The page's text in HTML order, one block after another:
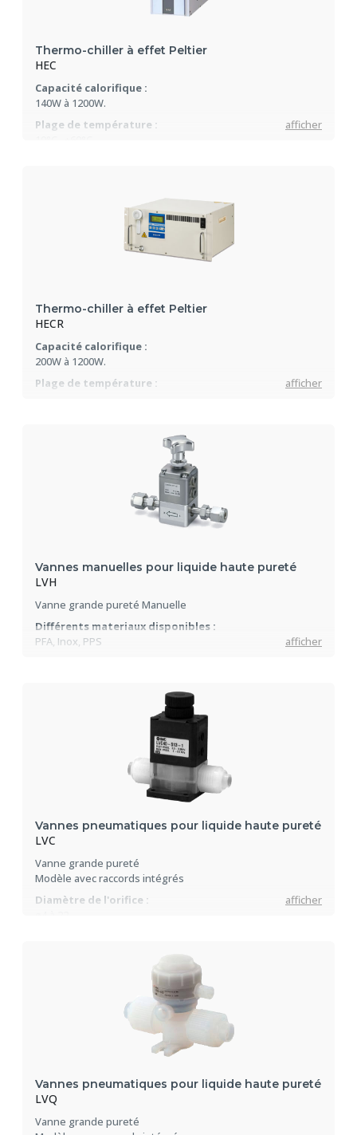
Thermo-chiller à effet Peltier
HEC
Capacité calorifique :
140W à 1200W.
Plage de température :
afficher
Thermo-chiller à effet Peltier
HECR
Capacité calorifique :
200W à 1200W.
Plage de température :
Refroidissement par eau ou air
afficher
Vannes manuelles pour liquide haute pureté
LVH
Vanne grande pureté Manuelle
Différents materiaux disponibles :
PFA, Inox, PPS
afficher
Vannes pneumatiques pour liquide haute pureté
LVC
Vanne grande pureté
Modèle avec raccords intégrés
Diamètre de l'orifice :
Pression d'utilisation :
Température du fluide :
afficher
Vannes pneumatiques pour liquide haute pureté
LVQ
Vanne grande pureté